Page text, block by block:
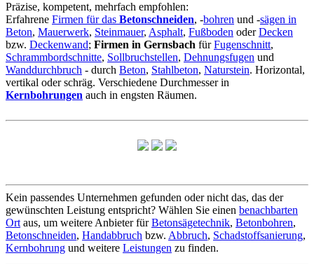
Präzise, kompetent, mehrfach empfohlen:
Erfahrene Firmen für das Betonschneiden, -bohren und -sägen in
Beton, Mauerwerk, Steinmauer, Asphalt, Fußboden oderDecken
bzw. Deckenwand; Firmen in Gernsbach fürFugenschnitt,
Schrammbordschnitte, Sollbruchstellen, Dehnungsfugen und
Wanddurchbruch - durch Beton, Stahlbeton, Naturstein. Horizontal,
vertikal oder schräg. Verschiedene Durchmesser in
Kernbohrungen auch in engsten Räumen.
Kein passendes Unternehmen gefunden oder nicht das, das der
gewünschten Leistung entspricht? Wählen Sie einen benachbarten
Ort aus, um weitere Anbieter fürBetonsägetechnik, Betonbohren,
Betonschneiden, Handabbruch bzw. Abbruch, Schadstoffsanierung,
Kernbohrung und weitere Leistungen zu finden.